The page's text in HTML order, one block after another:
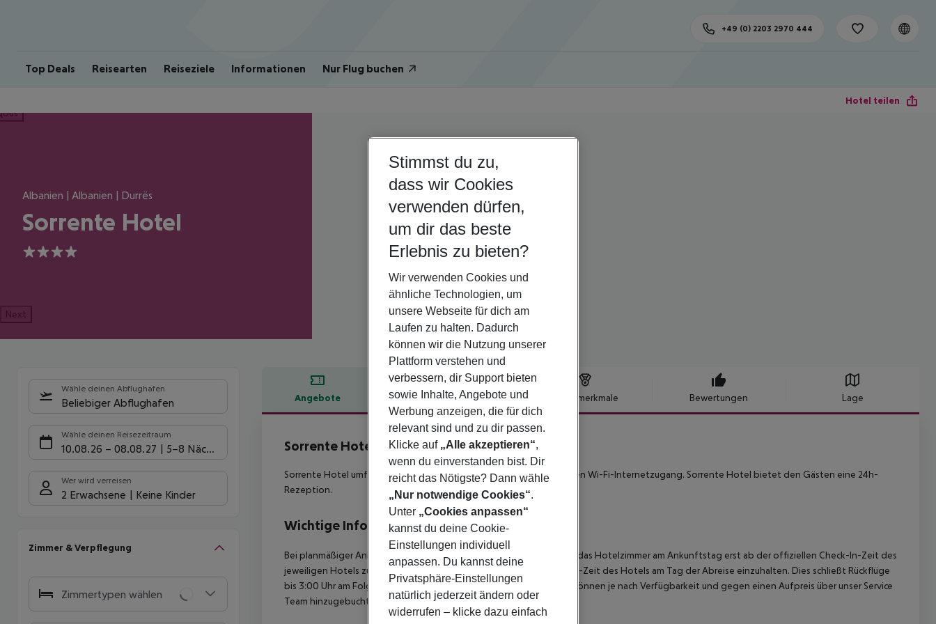
Top Deals Reisearten Reiseziele Informationen Nur Flug buchen
+49 (0) 2203 2970 444
Hotel teilen
Albanien | Albanien | Durrës
Sorrente Hotel
4
Next
Wähle deinen Abflughafen
Beliebiger Abflughafen
Wähle deinen Reisezeitraum
10.08.26 – 08.08.27 5-8 Nächte
Wer wird verreisen
2 Erwachsene Keine Kinder
Zimmer & Verpflegung
Zimmertypen wählen
Angebote Hotelbeschreibung Hotelmerkmale Bewertungen Lage
Hotelbeschreibung
Sorrente Hotel
Sorrente Hotel umfasst insgesamt 36 Zimmer. Außerdem gibt es einen Wi-Fi-Internetzugang. Sorrente Hotel bietet den Gästen eine 24h-
Rezeption.
Wichtige Informationen
Bei planmäßiger Ankunft im Zielgebiet ab 04:00 Uhr morgens steht das Hotelzimmer am Ankunftstag erst ab der offiziellen Check-In-Zeit des
jeweiligen Hotels zur Verfügung. Ebenso ist die offizielle Check-Out-Zeit des Hotels am Tag der Abreise einzuhalten. Dies schließt Rückflüge
bis 3:00 Uhr am Folgetag ein. Früh-Check-In bzw. Spät-Check-Out können je nach Verfügbarkeit und gegen einen Aufpreis über unser Service
Team hinzugebucht werden.
Stimmst du zu,
dass wir Cookies
verwenden dürfen,
um dir das beste
Erlebnis zu bieten?
Wir verwenden Cookies und
ähnliche Technologien, um
unsere Webseite für dich am
Laufen zu halten. Dadurch
können wir die Nutzung unserer
Plattform verstehen und
verbessern, dir Support bieten
sowie Inhalte, Angebote und
Werbung anzeigen, die für dich
relevant sind und zu dir passen.
Klicke auf „Alle akzeptieren“,
wenn du einverstanden bist. Dir
reicht das Nötigste? Dann wähle
„Nur notwendige Cookies“.
Unter „Cookies anpassen“
kannst du deine Cookie-
Einstellungen individuell
anpassen. Du kannst deine
Privatsphäre-Einstellungen
natürlich jederzeit ändern oder
widerrufen – klicke dazu einfach